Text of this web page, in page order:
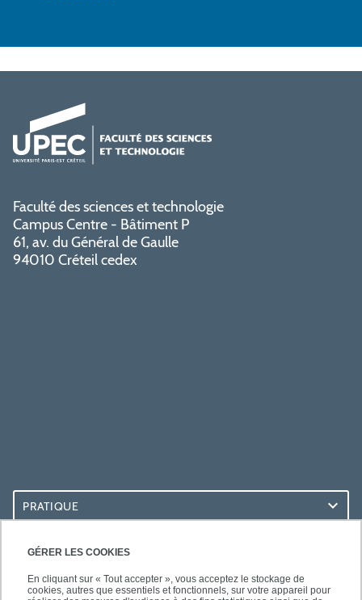
GÉRER LES COOKIES
En cliquant sur « Tout accepter », vous acceptez le stockage de
cookies, autres que essentiels et fonctionnels, sur votre appareil pour
Faculté des sciences et technologie
Campus Centre - Bâtiment P
61, av. du Général de Gaulle
94010 Créteil cedex
PRATIQUE
ACCÈS RAPIDES